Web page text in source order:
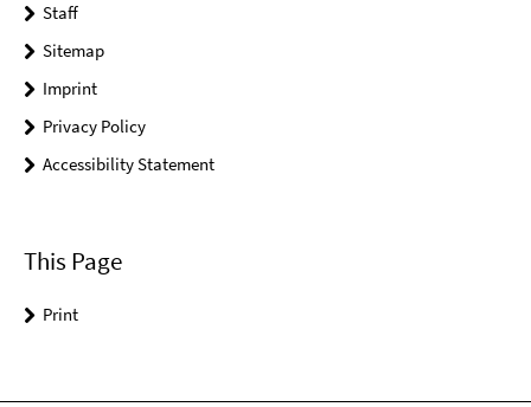
Staff
Sitemap
Imprint
Privacy Policy
Accessibility Statement
This Page
Print